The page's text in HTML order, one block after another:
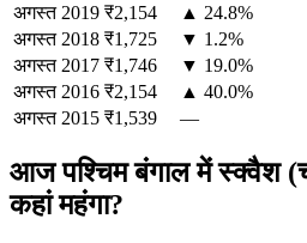
अगस्त 2019 ₹2,154
▲ 24.8%
अगस्त 2018 ₹1,725
▼ 1.2%
अगस्त 2017 ₹1,746
▼ 19.0%
अगस्त 2016 ₹2,154
▲ 40.0%
अगस्त 2015 ₹1,539 —
आज पश्चिम बंगाल में स्क्वैश
कहां महंगा?